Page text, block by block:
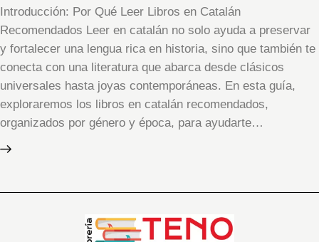
Introducción: Por Qué Leer Libros en Catalán
Recomendados Leer en catalán no solo ayuda a preservar
y fortalecer una lengua rica en historia, sino que también te
conecta con una literatura que abarca desde clásicos
universales hasta joyas contemporáneas. En esta guía,
exploraremos los libros en catalán recomendados,
organizados por género y época, para ayudarte…